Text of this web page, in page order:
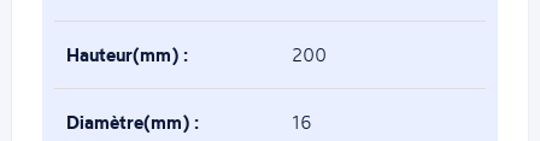
Hauteur(mm) : 200
Diamètre(mm) : 16